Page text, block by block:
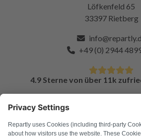
Löfkenfeld 65
33397 Rietberg
+49 (0) 2944
4.9 Sterne von über 11k